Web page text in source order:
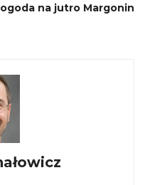
na jutro Margonin